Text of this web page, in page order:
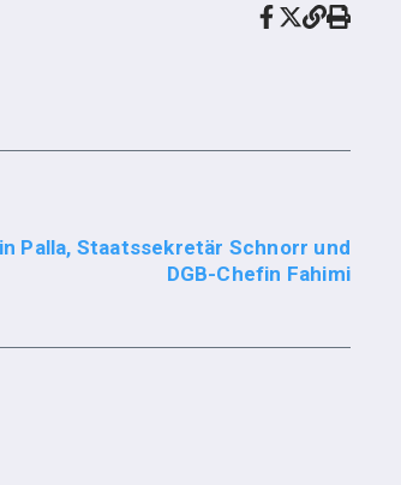
Palla, Staatssekretär Schnorr und
DGB-Chefin Fahimi